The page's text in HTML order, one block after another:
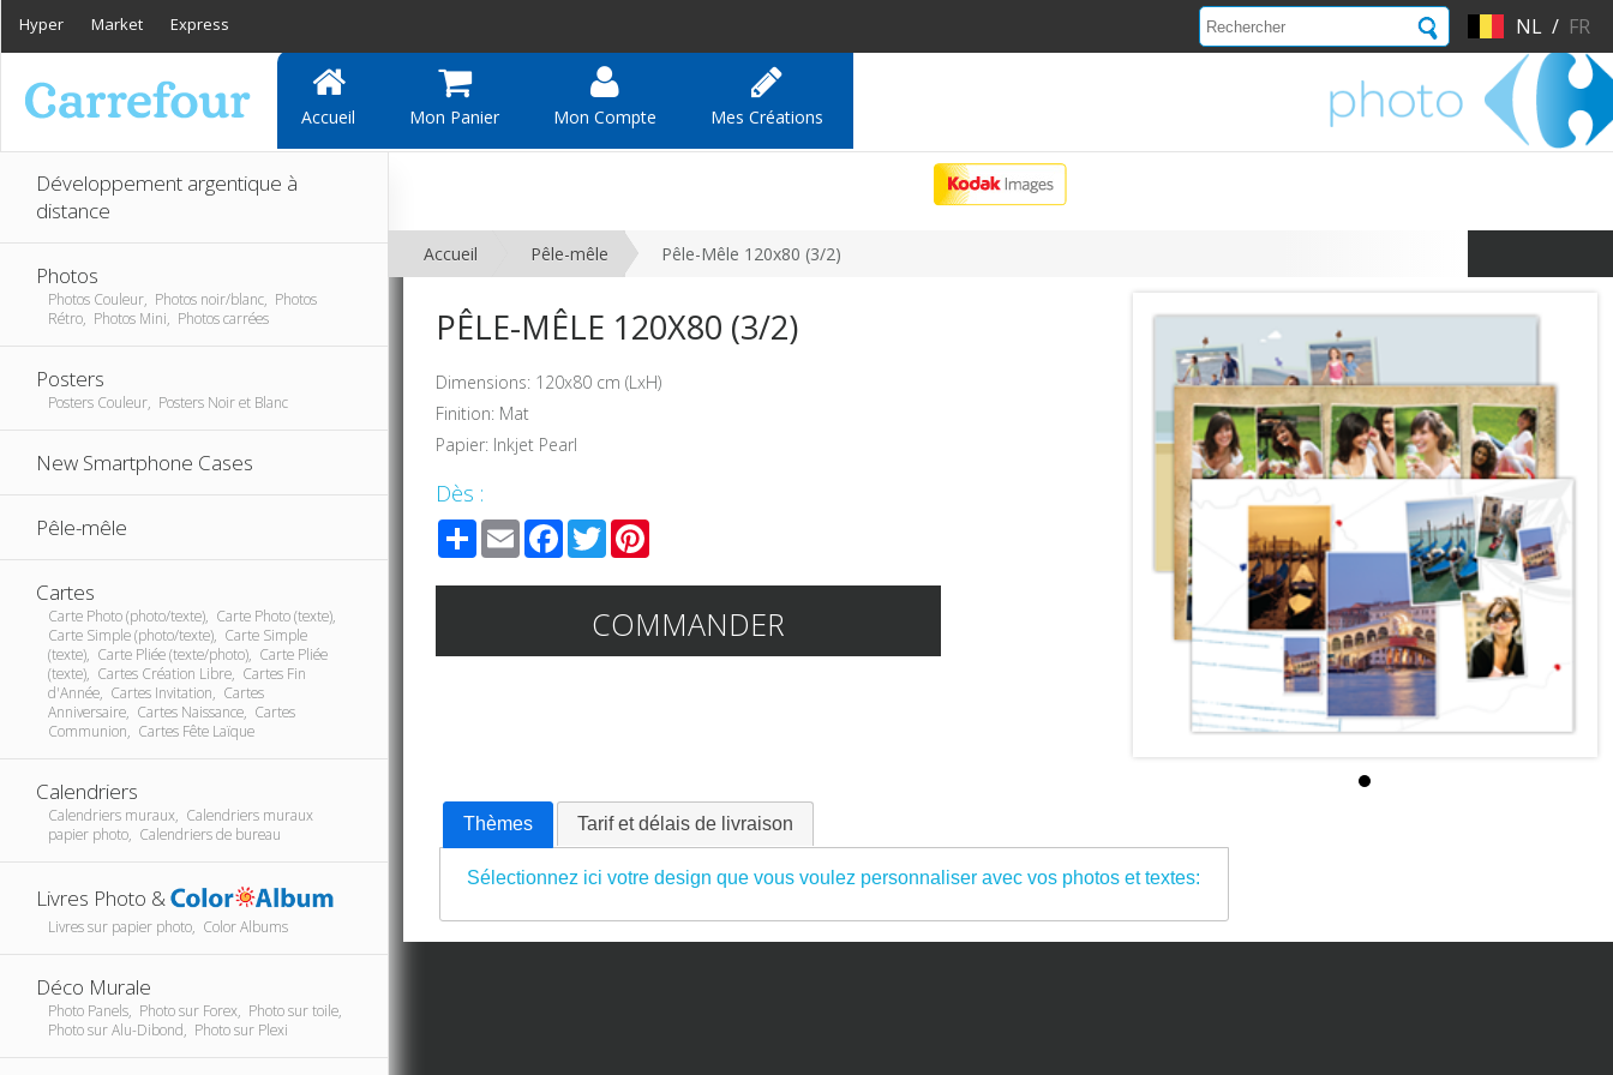
Hyper Market Express NL / FR
Accueil Mon Panier Mon Compte Mes Créations
Développement argentique à
distance
Photos
Photos Couleur, Photos noir/blanc, Photos
Rétro, Photos Mini, Photos carrées
Posters
Posters Couleur, Posters Noir et Blanc
New Smartphone Cases
Pêle-mêle
Cartes
Carte Photo (photo/texte), Carte Photo (texte),
Carte Simple (photo/texte), Carte Simple
(texte), Carte Pliée (texte/photo), Carte Pliée
(texte), Cartes Création Libre, Cartes Fin
d'Année, Cartes Invitation, Cartes
Anniversaire, Cartes Naissance, Cartes
Communion, Cartes Fête Laïque
Calendriers
Calendriers muraux, Calendriers muraux
papier photo, Calendriers de bureau
Livres Photo &
Livres sur papier photo, Color Albums
Déco Murale
Photo Panels, Photo sur Forex, Photo sur toile,
Photo sur Alu-Dibond, Photo sur Plexi
Accueil Pêle-mêle Pêle-Mêle 120x80 (3/2)
PÊLE-MÊLE 120X80 (3/2)
Dimensions: 120x80 cm (LxH)
Finition: Mat
Papier: Inkjet Pearl
Dès :
ShareEmailFacebook
TwitterPinterest
COMMANDER
Thèmes Tarif et délais de livraison
Sélectionnez ici votre design que vous voulez personnaliser avec vos photos et textes: